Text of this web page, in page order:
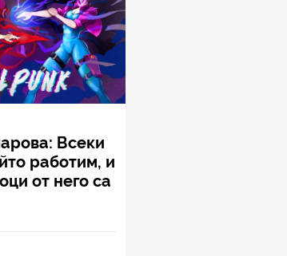
04.08.2026
Всеки
работим, и
от него са
извървим